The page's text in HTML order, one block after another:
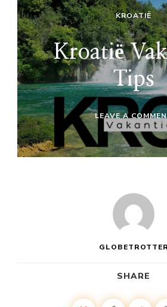
KROATIË
Kroatië
Tips
LEAVE A
SHARE